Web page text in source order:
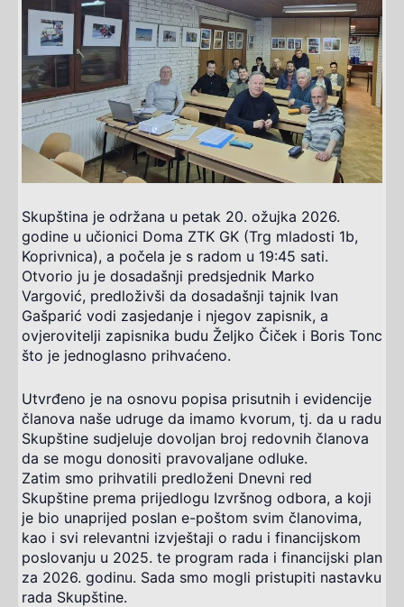
Skupština je održana u petak 20. ožujka 2026.
godine u učionici Doma ZTK GK (Trg mladosti 1b,
Koprivnica), a počela je s radom u 19:45 sati.
Otvorio ju je dosadašnji predsjednik Marko
Vargović, predloživši da dosadašnji tajnik Ivan
Gašparić vodi zasjedanje i njegov zapisnik, a
ovjerovitelji zapisnika budu Željko Čiček i Boris Tonc
što je jednoglasno prihvaćeno.
Utvrđeno je na osnovu popisa prisutnih i evidencije
članova naše udruge da imamo kvorum, tj. da u radu
Skupštine sudjeluje dovoljan broj redovnih članova
da se mogu donositi pravovaljane odluke.
Zatim smo prihvatili predloženi Dnevni red
Skupštine prema prijedlogu Izvršnog odbora, a koji
je bio unaprijed poslan e-poštom svim članovima,
kao i svi relevantni izvještaji o radu i financijskom
poslovanju u 2025. te program rada i financijski plan
za 2026. godinu. Sada smo mogli pristupiti nastavku
rada Skupštine.